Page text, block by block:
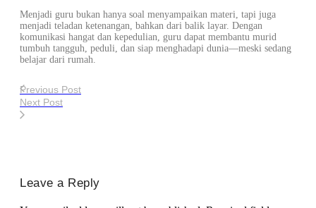
Menjadi guru bukan hanya soal menyampaikan materi, tapi juga
menjadi teladan ketenangan, bahkan dari balik layar. Dengan
komunikasi hangat dan kepedulian, guru dapat membantu murid
tumbuh tangguh, peduli, dan siap menghadapi dunia—meski sedang
belajar dari rumah.
Previous Post
Next Post
Leave a Reply